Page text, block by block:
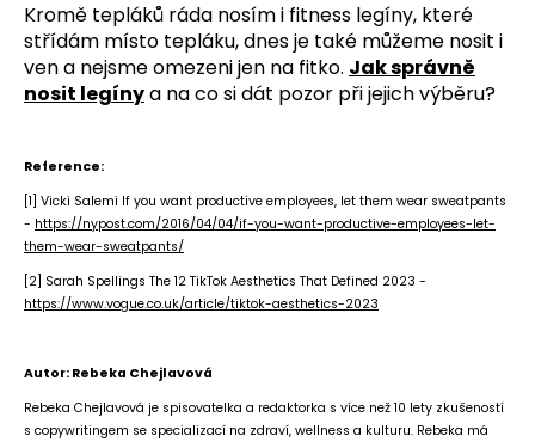
Kromě tepláků ráda nosím i fitness legíny, které
střídám místo tepláku, dnes je také můžeme nosit i
ven a nejsme omezeni jen na fitko. Jak správně
nosit legínya na co si dát pozor při jejich výběru?
Reference:
[1] Vicki Salemi If you want productive employees, let them wear sweatpants
- https://nypost.com/2016/04/04/if-you-want-productive-employees-let-
them-wear-sweatpants/
[2] Sarah Spellings The 12 TikTok Aesthetics That Defined 2023 -
https://www.vogue.co.uk/article/tiktok-aesthetics-2023
Autor: Rebeka Chejlavová
Rebeka Chejlavová je spisovatelka a redaktorka s více než 10 lety zkušeností
s copywritingem se specializací na zdraví, wellness a kulturu. Rebeka má